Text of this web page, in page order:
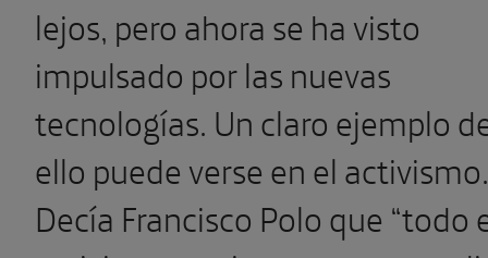
lejos, pero ahora se ha visto
impulsado por las nuevas
tecnologías. Un claro ejemplo
ello puede verse en el activismo.
Decía Francisco Polo que “todo